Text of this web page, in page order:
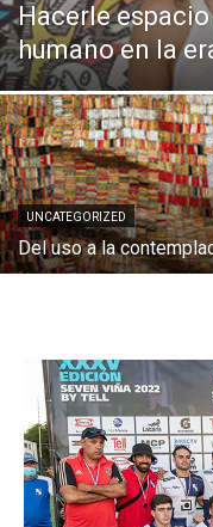
Hacerle
humano en la
UNCATEGORIZED
Del uso a la